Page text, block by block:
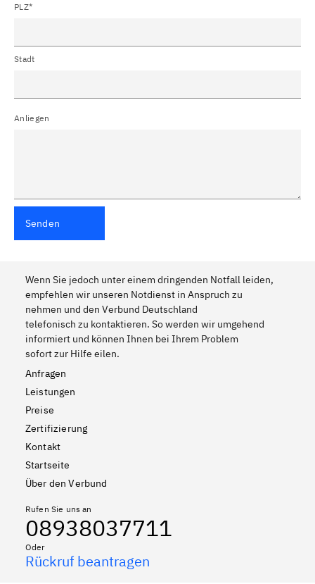
PLZ*
Stadt
Anliegen
Senden
Wenn Sie jedoch unter einem dringenden Notfall leiden,
empfehlen wir unseren Notdienst in Anspruch zu
nehmen und den Verbund Deutschland
telefonisch zu kontaktieren. So werden wir umgehend
informiert und können Ihnen bei Ihrem Problem
sofort zur Hilfe eilen.
Anfragen
Leistungen
Preise
Zertifizierung
Kontakt
Startseite
Über den Verbund
Rufen Sie uns an
08938037711
Oder
Rückruf beantragen